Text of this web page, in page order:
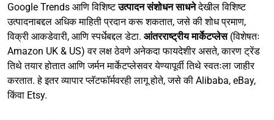
Google Trends आणि विशिष्टउत्पादन संशोधन साधनेदेखील विशिष्ट
उत्पादनाबद्दल अधिक माहिती प्रदान करू शकतात, जसे की शोध प्रमाण,
विक्री आकडेवारी, आणि स्पर्धेबद्दल डेटा. आंतरराष्ट्रीय मार्केटप्लेस(विशेषतः
Amazon UK & US) वर लक्ष ठेवणे अनेकदा फायदेशीर असते, कारण ट्रेंड
तिथे तयार होतात आणि जर्मन मार्केटप्लेसवर येण्यापूर्वी तिथे स्वतःला जाहीर
करतात. हे इतर व्यापार प्लॅटफॉर्मवरही लागू होते, जसे की Alibaba, eBay,
किंवा Etsy.